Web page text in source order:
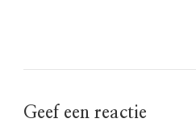
Geef een reactie